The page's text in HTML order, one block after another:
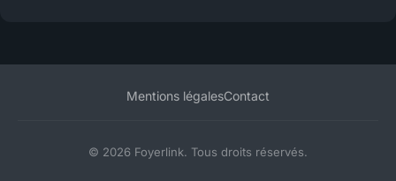
Mentions légalesContact
© 2026 Foyerlink. Tous droits réservés.